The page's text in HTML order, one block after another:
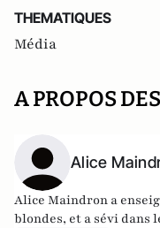
THEMATIQUES
Média
A PROPOS
Alice
Alice Maindron a
blondes, et a sévi dans